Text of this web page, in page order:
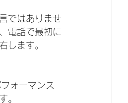
ではありませ
電話で最初に
します。
ォーマンス
。